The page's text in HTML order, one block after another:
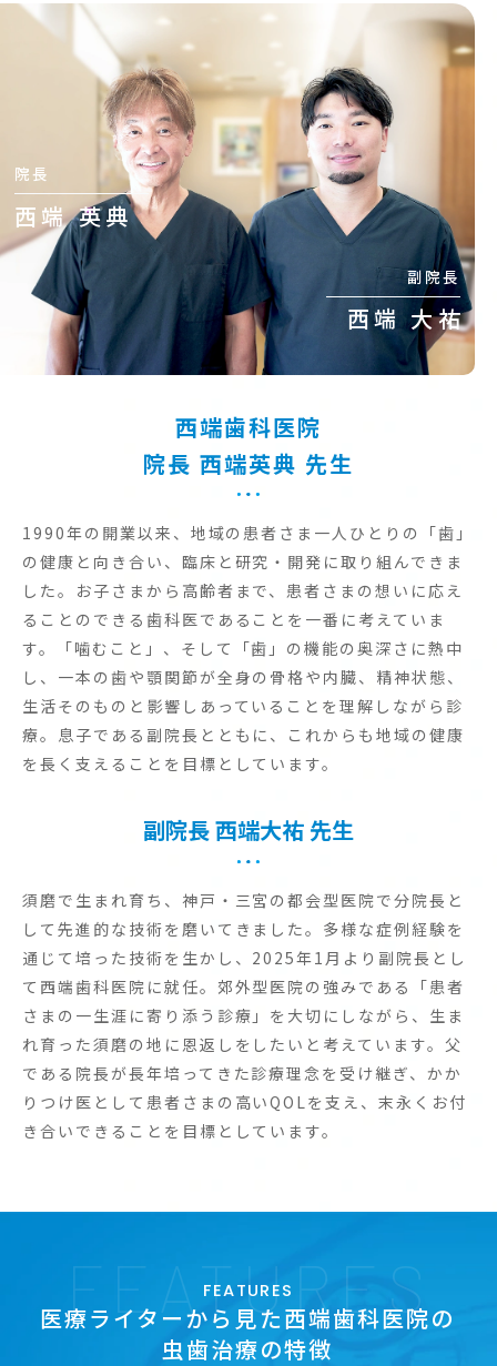
院長
西端 英典
副院長
西端 大祐
西端歯科医院
院長 西端英典 先生
1990年の開業以来、地域の患者さま一人ひとりの「歯」
の健康と向き合い、臨床と研究・開発に取り組んできま
した。お子さまから高齢者まで、患者さまの想いに応え
ることのできる歯科医であることを一番に考えていま
す。「噛むこと」、そして「歯」の機能の奥深さに熱中
し、一本の歯や顎関節が全身の骨格や内臓、精神状態、
生活そのものと影響しあっていることを理解しながら診
療。息子である副院長とともに、これからも地域の健康
を長く支えることを目標としています。
副院長西端大祐 先生
須磨で生まれ育ち、神戸・三宮の都会型医院で分院長と
して先進的な技術を磨いてきました。多様な症例経験を
通じて培った技術を生かし、2025年1月より副院長とし
て西端歯科医院に就任。郊外型医院の強みである「患者
さまの一生涯に寄り添う診療」を大切にしながら、生ま
れ育った須磨の地に恩返しをしたいと考えています。父
である院長が長年培ってきた診療理念を受け継ぎ、かか
りつけ医として患者さまの高いQOLを支え、末永くお付
き合いできることを目標としています。
FEATURES
FEATURES
医療ライターから見た西端歯科医院の
虫歯治療の特徴